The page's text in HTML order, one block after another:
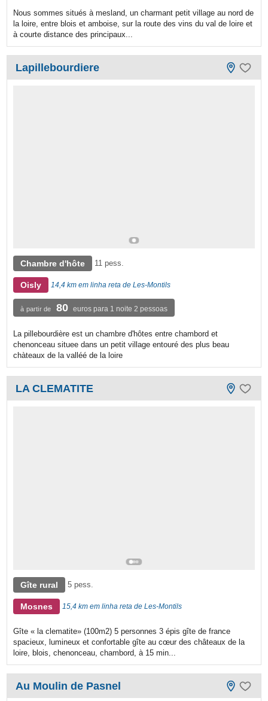
Nous sommes situés à mesland, un charmant petit village au nord de
la loire, entre blois et amboise, sur la route des vins du val de loire et
à courte distance des principaux...
Lapillebourdiere
Chambre d'hôte 11 pess.
Oisly 14,4 km em linha reta de Les-Montils
à partir de 80 euros para 1 noite 2 pessoas
La pillebourdière est un chambre d'hôtes entre chambord et
chenonceau situee dans un petit village entouré des plus beau
chàteaux de la valléé de la loire
LA CLEMATITE
Gîte rural 5 pess.
Mosnes 15,4 km em linha reta de Les-Montils
Gîte « la clematite» (100m2) 5 personnes 3 épis gîte de france
spacieux, lumineux et confortable gîte au cœur des châteaux de la
loire, blois, chenonceau, chambord, à 15 min...
Au Moulin de Pasnel